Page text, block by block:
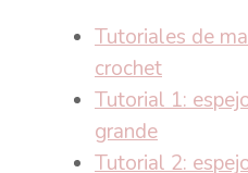
Tutoriales de
crochet
Tutorial 1:
grande
Tutorial 2: